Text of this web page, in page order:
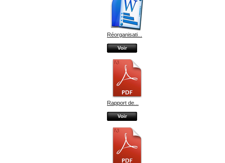
Réorganisati...
Voir
Rapport de...
Voir